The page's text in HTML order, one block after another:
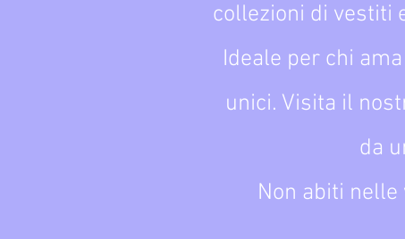
collezioni di vestiti
Ideale per chi
unici. Visita il
da
Non abiti